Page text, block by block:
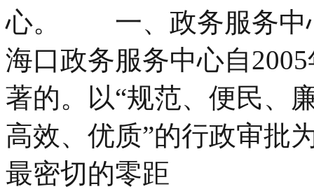
心。 一、政务服务中
海口政务服务中心自
著的。以“规范、便民、
高效、优质”的行政审批
最密切的零距